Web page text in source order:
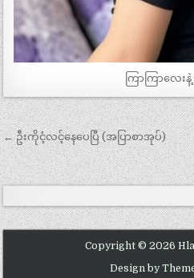
ကြာကြာလေးနဲ့
Post
navigation
← ဦးကိုငံ့လင့်နေပေပြီ (အပြာစာအုပ်)
Copyright © 2026
Design by